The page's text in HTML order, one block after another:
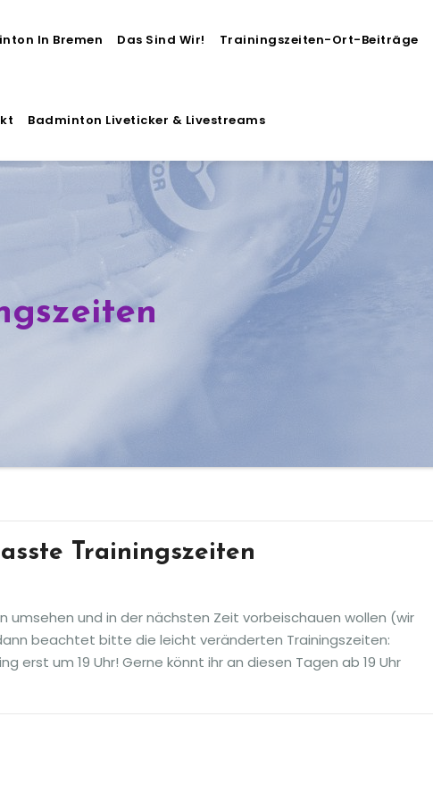
In Bremen Das Sind Wir! Trainingszeiten-Ort-Beiträge
Badminton Liveticker & Livestreams
Trainingszeiten
umsehen und in der nächsten Zeit vorbeischauen wollen (wir
beachtet bitte die leicht veränderten Trainingszeiten:
erst um 19 Uhr! Gerne könnt ihr an diesen Tagen ab 19 Uhr